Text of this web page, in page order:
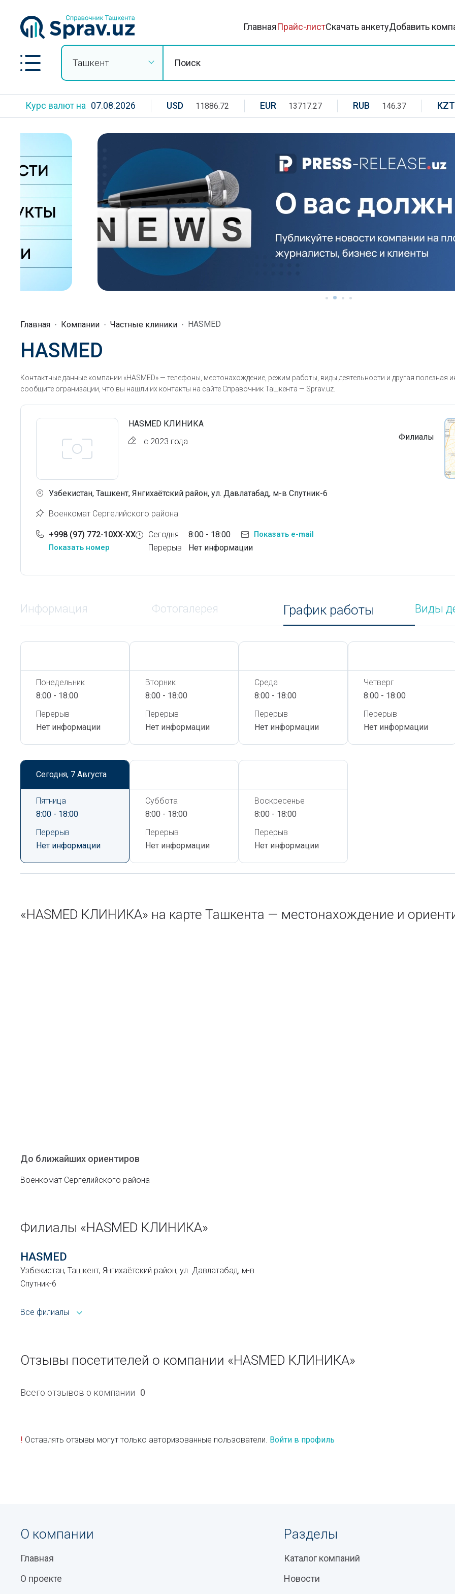
ГлавнаяПрайс-листСкачать анкетуДобавить
Ташкент
Курс валют на 07.08.2026 USD 11886.72 EUR 13717.27 RUB 146.37 KZT
Главная Компании Частные клиники HASMED
HASMED
Контактные данные компании «HASMED» — телефоны, местонахождение, режим работы, виды деятельности и другая
сообщите огранизации, что вы нашли их контакты на сайте Справочник Ташкента — Sprav.uz.
HASMED КЛИНИКА
с 2023 года
Филиалы
Узбекистан, Ташкент, Янгихаётский район, ул. Давлатабад, м-в Спутник-6
Военкомат Сергелийского района
+998 (97) 772-10XX-XX
Показать номер
Сегодня
Перерыв
8:00 - 18:00
Нет информации
Показать e-mail
Информация Фотогалерея График работы Виды
Понедельник
8:00 - 18:00
Перерыв
Нет информации
Вторник
8:00 - 18:00
Перерыв
Нет информации
Среда
8:00 - 18:00
Перерыв
Нет информации
Четверг
8:00 - 18:00
Перерыв
Нет информации
Сегодня, 7 Августа
Пятница
8:00 - 18:00
Перерыв
Нет информации
Суббота
8:00 - 18:00
Перерыв
Нет информации
Воскресенье
8:00 - 18:00
Перерыв
Нет информации
«HASMED КЛИНИКА» на карте Ташкента — местонахождение и
До ближайших ориентиров
Военкомат Сергелийского района
Филиалы «HASMED КЛИНИКА»
HASMED
Узбекистан, Ташкент, Янгихаётский район, ул. Давлатабад, м-в
Спутник-6
Все филиалы
Отзывы посетителей о компании «HASMED КЛИНИКА»
Всего отзывов о компании 0
! Оставлять отзывы могут только авторизованные пользователи. Войти в профиль
О компании
Главная
О проекте
Разделы
Каталог компаний
Новости